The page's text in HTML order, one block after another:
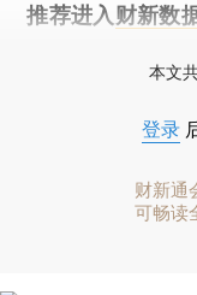
推荐进入 财新数
本文
登录
财新通
可畅读